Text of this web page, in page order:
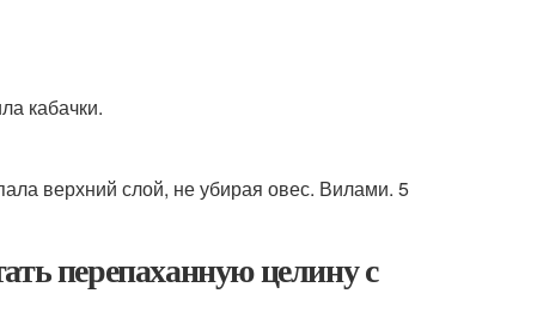
кабачки.
верхний слой, не убирая овес. Вилами. 5
перепаханную целину с